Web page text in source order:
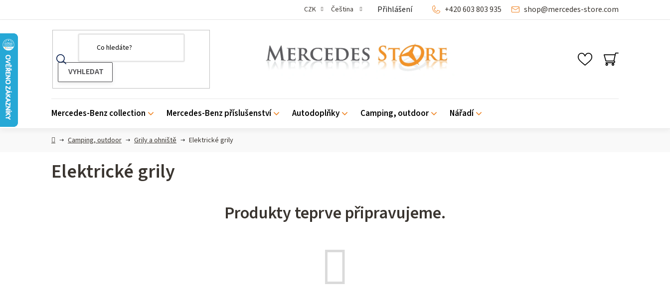
CZK Čeština Přihlášení shop@mercedes-store.com
+420 603 803 935
NÁKUPNÍ
KOŠÍK
Mercedes-Benz collection Mercedes-Benz příslušenství Autodoplňky Camping, outdoor Nářadí
DomůCamping, outdoor Grily a ohniště Elektrické grily
Elektrické grily
Produkty teprve připravujeme.